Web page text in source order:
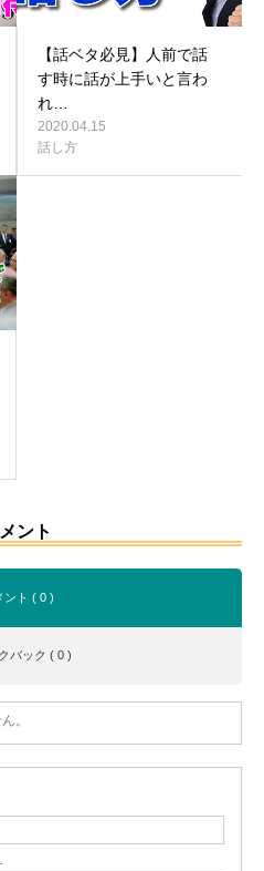
【話ベタ必見】人前で話
す時に話が上手いと言わ
れ…
2020.04.15
話し方
ント
ント ( 0 )
バック ( 0 )
。